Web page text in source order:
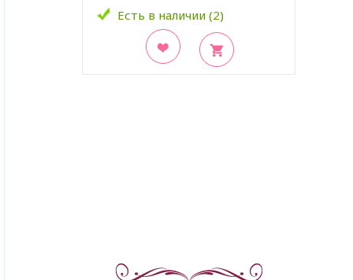
Есть в наличии (2)